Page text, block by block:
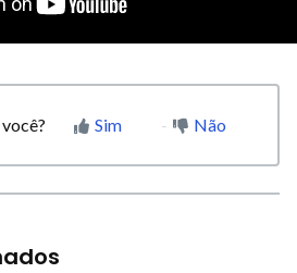
Sim Não